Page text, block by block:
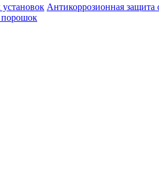
Антикоррозионная защита